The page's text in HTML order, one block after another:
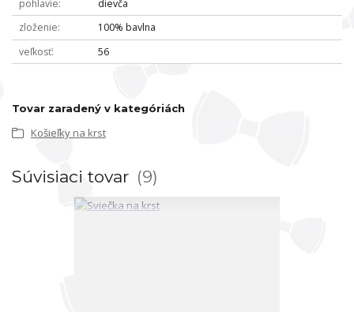
pohlavie
dievča
zloženie
100% bavlna
veľkosť
56
Tovar zaradený v kategóriách
Košieľky na krst
Súvisiaci tovar 9